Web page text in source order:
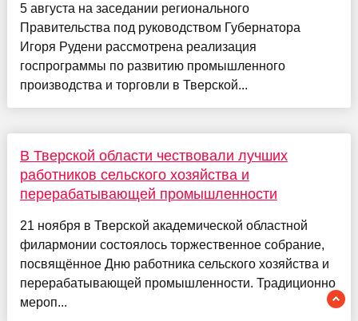
5 августа на заседании регионального
Правительства под руководством Губернатора
Игоря Рудени рассмотрена реализация
госпрограммы по развитию промышленного
производства и торговли в Тверской...
В Тверской области чествовали лучших
работников сельского хозяйства и
перерабатывающей промышленности
21 ноября в Тверской академической областной
филармонии состоялось торжественное собрание,
посвящённое Дню работника сельского хозяйства и
перерабатывающей промышленности. Традиционно
мероп...